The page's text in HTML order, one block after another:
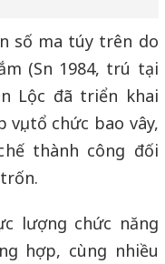
số ma túy trên do
(Sn 1984, trú tại
Lộc đã triển khai
tổ chức bao vây,
thành công đối
lượng chức năng
hợp, cùng nhiều